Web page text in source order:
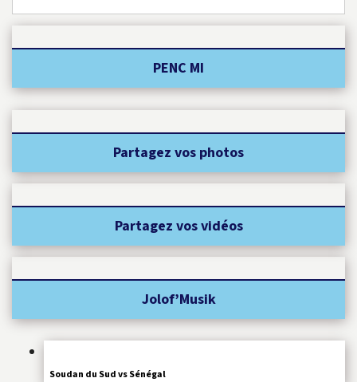
Soudan du Sud vs Sénégal
PENC MI
Partagez vos photos
Partagez vos vidéos
Jolof’Musik